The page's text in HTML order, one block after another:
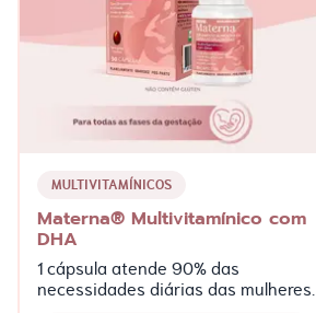
MULTIVITAMÍNICOS
Materna® Multivitamínico com
DHA
1 cápsula atende 90% das
necessidades diárias das mulheres.